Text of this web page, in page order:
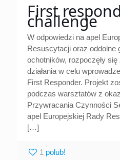
First
challenge
W odpowiedzi na apel
Resuscytacji oraz oddolne
ochotników, rozpoczęły
działania w celu
First Responder. Projekt
podczas warsztatów z
Przywracania Czynności
apel Europejskiej Rady
[…]
1